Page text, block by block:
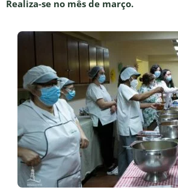
Realiza-se no mês de março.